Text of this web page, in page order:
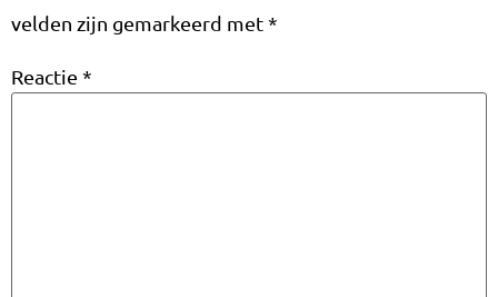
velden zijn gemarkeerd met*
Reactie *